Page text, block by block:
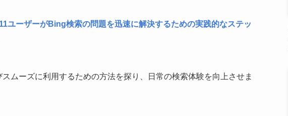
ユーザーがBing検索の問題を迅速に解決するための実践的なステッ
ムーズに利用するための方法を探り、日常の検索体験を向上させま